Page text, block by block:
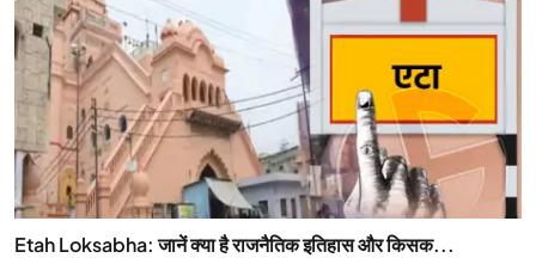
Etah Loksabha: जानें क्या है राजनैतिक इतिहास और किसक...